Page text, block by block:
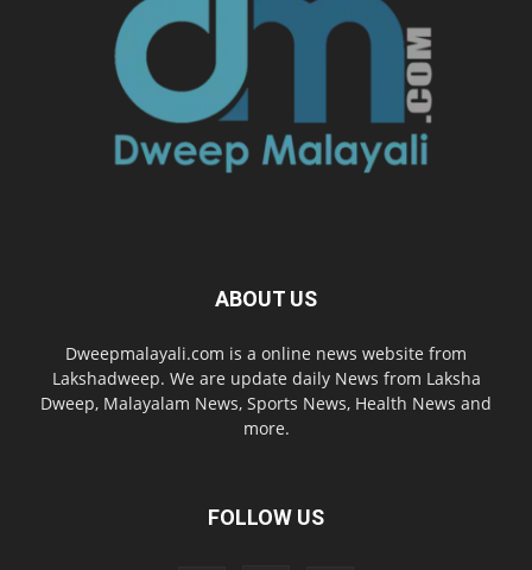
ABOUT US
Dweepmalayali.com is a online news website from
Lakshadweep. We are update daily News from Laksha
Dweep, Malayalam News, Sports News, Health News and
more.
FOLLOW US